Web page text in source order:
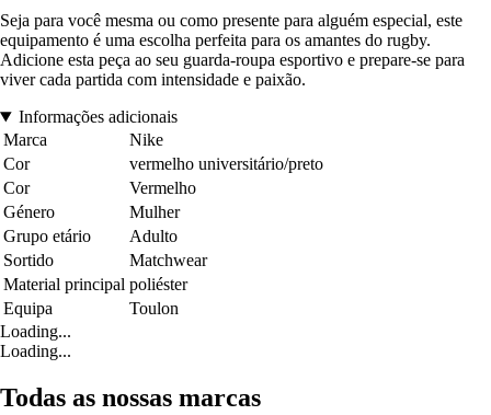
Seja para você mesma ou como presente para alguém especial, este
equipamento é uma escolha perfeita para os amantes do rugby.
Adicione esta peça ao seu guarda-roupa esportivo e prepare-se para
viver cada partida com intensidade e paixão.
Informações adicionais
Marca
Nike
Cor
vermelho universitário/preto
Cor
Vermelho
Género
Mulher
Grupo etário
Adulto
Sortido
Matchwear
Material principal poliéster
Equipa
Toulon
Loading...
Loading...
Todas as nossas marcas